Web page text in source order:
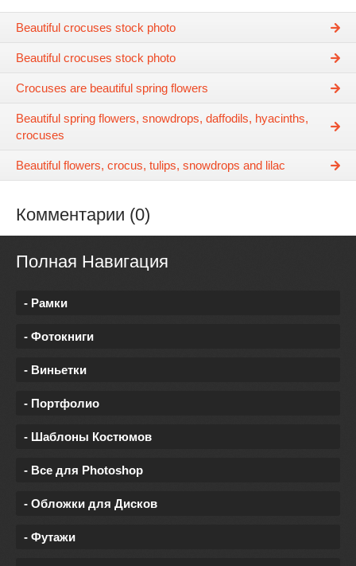
Beautiful crocuses stock photo
Beautiful crocuses stock photo
Crocuses are beautiful spring flowers
Beautiful spring flowers, snowdrops, daffodils, hyacinths,
crocuses
Beautiful flowers, crocus, tulips, snowdrops and lilac
Комментарии (0)
Полная Навигация
- Рамки
- Фотокниги
- Виньетки
- Портфолио
- Шаблоны Костюмов
- Все для Photoshop
- Обложки для Дисков
- Футажи